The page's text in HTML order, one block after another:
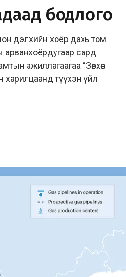
бодлого
дэлхийн хоёр дахь том
арванхоёрдугаар сард
ажиллагаагаа “Зөвхөн
харилцаанд түүхэн үйл